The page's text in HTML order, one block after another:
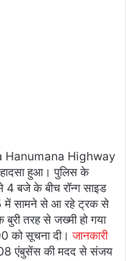
Hanumana Highway
हुआ। पुलिस के
4 बजे के बीच रॉन्ग साइड
में सामने से आ रहे ट्रक से
तरह से जख्मी हो गया
को सूचना दी।जानकारी
एंबुसेंस की मदद से संजय